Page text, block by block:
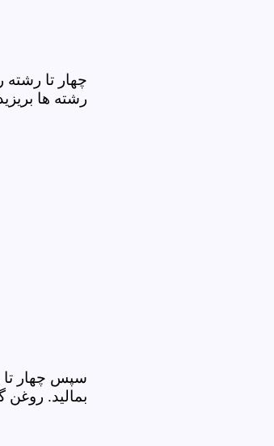
چهار تا
رشته ها
سپس چهار
بمالید.